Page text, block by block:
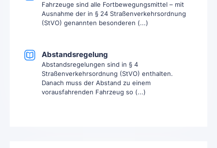
Fahrzeuge sind alle Fortbewegungsmittel – mit
Ausnahme der in § 24 Straßenverkehrsordnung
(StVO) genannten besonderen (...)
Abstandsregelung
Abstandsregelungen sind in § 4
Straßenverkehrsordnung (StVO) enthalten.
Danach muss der Abstand zu einem
vorausfahrenden Fahrzeug so (...)